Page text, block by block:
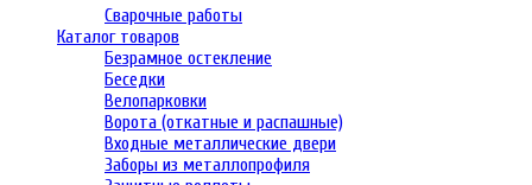
Сварочные работы
Каталог товаров
Безрамное остекление
Беседки
Велопарковки
Ворота (откатные и распашные)
Входные металлические двери
Заборы из металлопрофиля